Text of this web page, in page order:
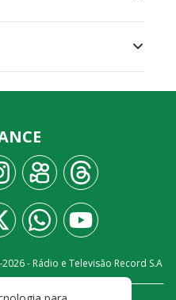
2026- Rádio e Televisão Record S.A